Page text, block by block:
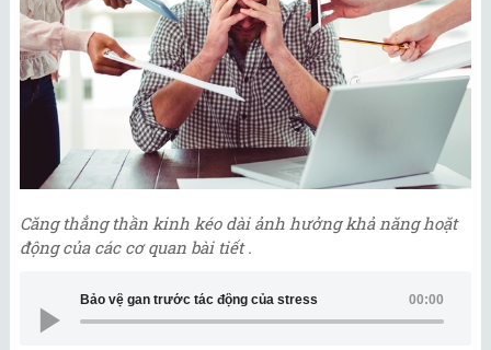
Căng thẳng thần kinh kéo dài ảnh hưởng khả năng hoặt
động của các cơ quan bài tiết .
00:00
Bảo vệ gan trước tác động của stress